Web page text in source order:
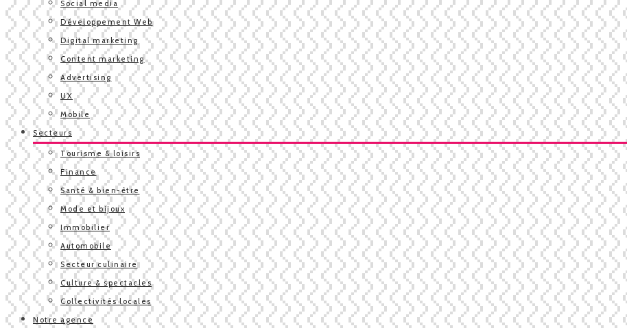
Social media
Développement Web
Digital marketing
Content marketing
Advertising
UX
Mobile
Secteurs
Tourisme & loisirs
Finance
Santé & bien-être
Mode et bijoux
Immobilier
Automobile
Secteur culinaire
Culture & spectacles
Collectivités locales
Notre agence